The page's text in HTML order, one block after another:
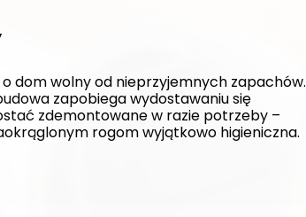
dom wolny od nieprzyjemnych zapachów.
zapobiega wydostawaniu się
zdemontowane w razie potrzeby –
rogom wyjątkowo higieniczna.